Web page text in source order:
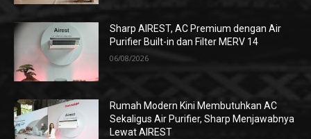
Sharp AIREST, AC Premium dengan Air
Purifier Built-in dan Filter MERV 14
06/08/2026
Rumah Modern Kini Membutuhkan AC
Sekaligus Air Purifier, Sharp Menjawabnya
Lewat AIREST